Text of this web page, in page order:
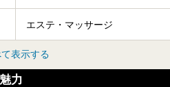
エステ・マッサージ
表示する
力